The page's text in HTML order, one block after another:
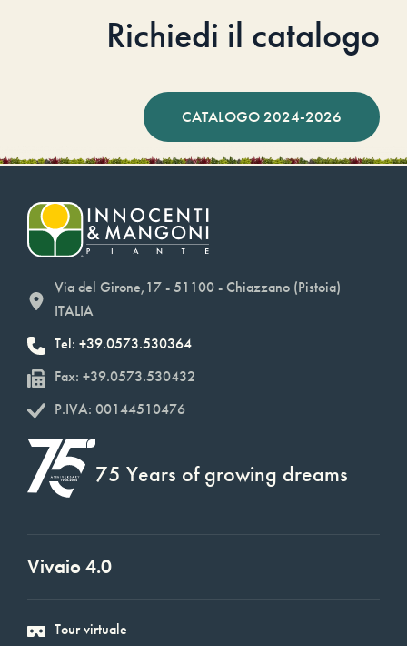
Richiedi il catalogo
CATALOGO 2024-2026
Via del Girone,17 - 51100 - Chiazzano (Pistoia)
ITALIA
Tel: +39.0573.530364
Fax: +39.0573.530432
P.IVA: 00144510476
75 Years of growing dreams
Vivaio 4.0
Tour virtuale